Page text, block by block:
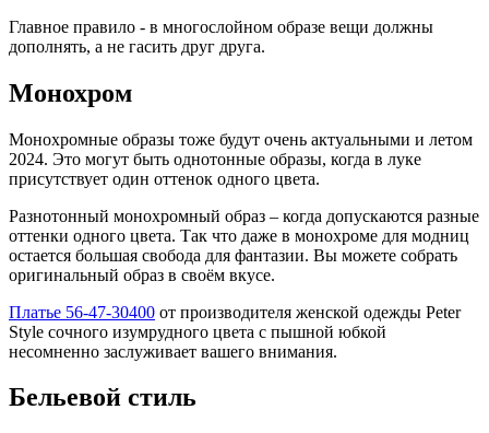
Главное правило - в многослойном образе вещи должны
дополнять, а не гасить друг друга.
Монохром
Монохромные образы тоже будут очень актуальными и летом
2024. Это могут быть однотонные образы, когда в луке
присутствует один оттенок одного цвета.
Разнотонный монохромный образ – когда допускаются разные
оттенки одного цвета. Так что даже в монохроме для модниц
остается большая свобода для фантазии. Вы можете собрать
оригинальный образ в своём вкусе.
Платье 56-47-30400 от производителя женской одежды Peter
Style сочного изумрудного цвета с пышной юбкой
несомненно заслуживает вашего внимания.
Бельевой стиль